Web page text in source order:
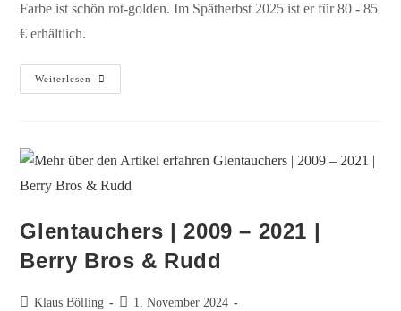
Farbe ist schön rot-golden. Im Spätherbst 2025 ist er für 80 - 85
€ erhältlich.
Weiterlesen
Glentauchers | 2009 – 2021 |
Berry Bros & Rudd
Klaus Bölling
1. November 2024